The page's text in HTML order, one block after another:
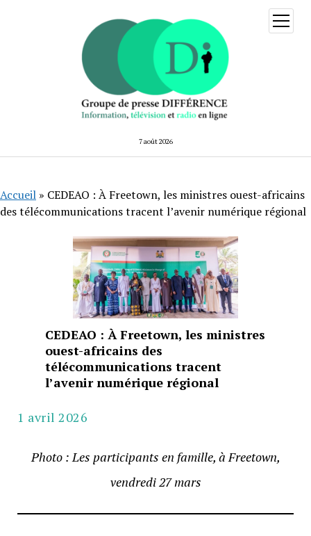
7 août 2026
ouvrir
menu
Accueil » CEDEAO : À Freetown, les ministres ouest-africains
des télécommunications tracent l’avenir numérique régional
CEDEAO : À Freetown, les ministres
ouest-africains des
télécommunications tracent
l’avenir numérique régional
1 avril 2026
Photo : Les participants en famille, à Freetown,
vendredi 27 mars